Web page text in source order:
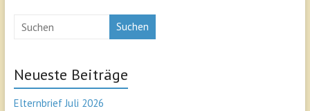
Suchen
Neueste Beiträge
Elternbrief Juli 2026